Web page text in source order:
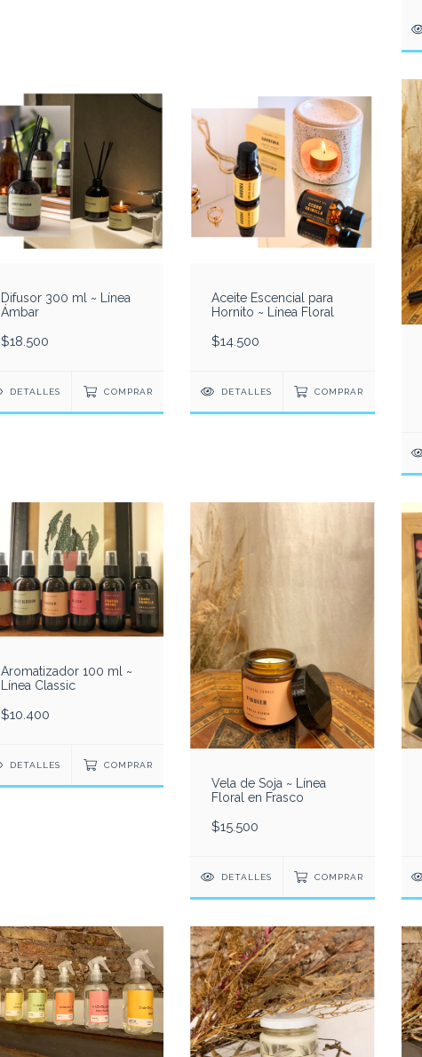
Difusor 300 ml ~ Línea
Ámbar
$18.500
DETALLES COMPRAR
Aceite Escencial para
Hornito ~ Línea Floral
$14.500
DETALLES COMPRAR
Aromatizador 100 ml ~
Línea Classic
$10.400
DETALLES COMPRAR
Vela de Soja ~ Línea
Floral en Frasco
$15.500
DETALLES COMPRAR